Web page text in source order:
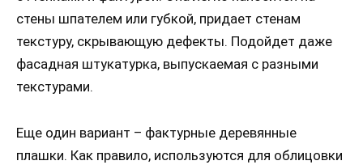
стены шпателем или губкой, придает стенам
текстуру, скрывающую дефекты. Подойдет даже
фасадная штукатурка, выпускаемая с разными
текстурами.
Еще один вариант – фактурные деревянные
плашки. Как правило, используются для облицовки